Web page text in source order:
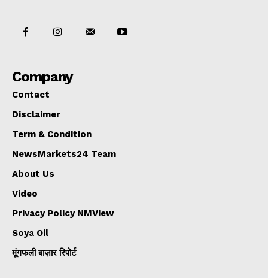
Company
Contact
Disclaimer
Term & Condition
NewsMarkets24 Team
About Us
Video
Privacy Policy NMView
Soya Oil
मूंगफली बाज़ार रिपोर्ट